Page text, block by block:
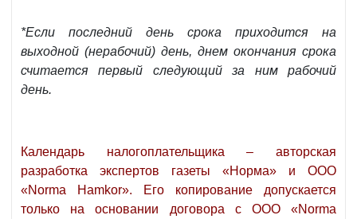
*Если последний день срока приходится на
выходной (нерабочий) день, днем окончания срока
считается первый следующий за ним рабочий
день.
Календарь налогоплательщика – авторская
разработка экспертов газеты «Норма» и ООО
«Norma Hamkor». Его копирование допускается
только на основании договора с ООО «Norma